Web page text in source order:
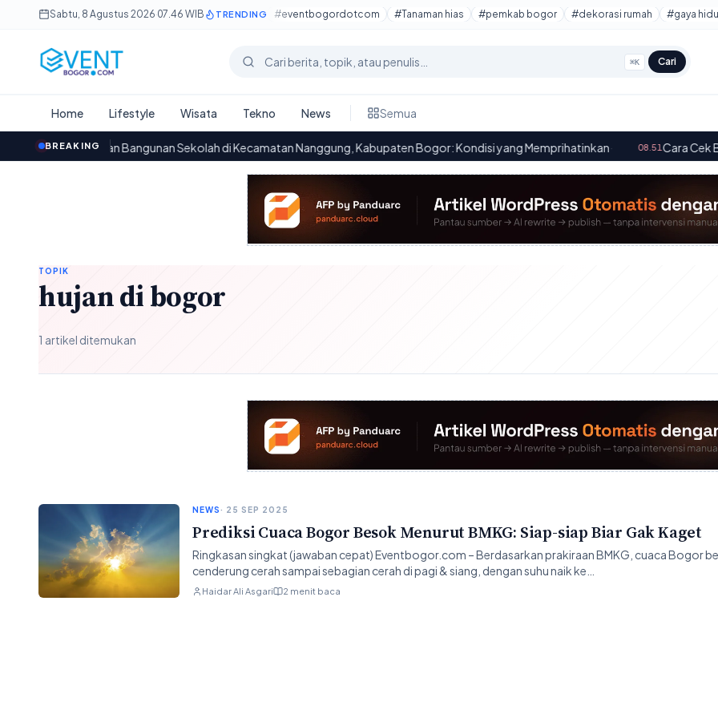
Lewati ke konten utama
Sabtu, 8 Agustus 2026·07.46 WIB TRENDING #eventbogordotcom #Tanaman hias #pemkab bogor #dekorasi rumah #gaya
Cari berita ⌘K Cari
Home Lifestyle Wisata Tekno News Semua
BREAKING
Persoalan Bangunan Sekolah di Kecamatan Nanggung, Kabupaten Bogor: Kondisi yang Memprihatinkan· 08.51Cara Cek Bansos
TOPIK
hujan di bogor
1 artikel ditemukan
NEWS· 25 SEP 2025
Prediksi Cuaca Bogor Besok Menurut BMKG: Siap-siap Biar Gak Kaget
Ringkasan singkat (jawaban cepat) Eventbogor.com – Berdasarkan prakiraan BMKG, cuaca Bogor
cenderung cerah sampai sebagian cerah di pagi & siang, dengan suhu naik ke…
Haidar Ali Asgari 2 menit baca